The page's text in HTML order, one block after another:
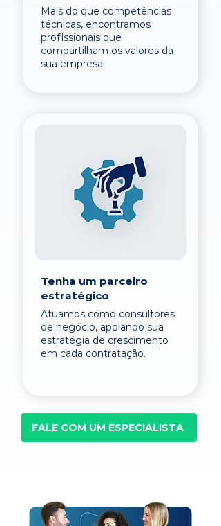
Mais do que competências
técnicas, encontramos
profissionais que
compartilham os valores da
sua empresa.
Tenha um parceiro
estratégico
Atuamos como consultores
de negócio, apoiando sua
estratégia de crescimento
em cada contratação.
FALE COM UM ESPECIALISTA